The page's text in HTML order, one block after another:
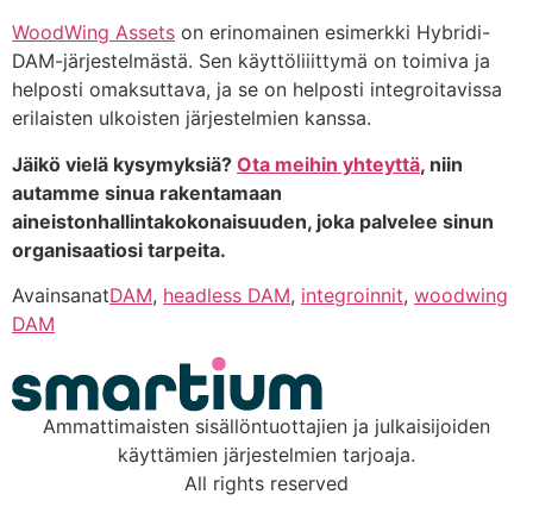
WoodWing Assets on erinomainen esimerkki Hybridi-
DAM-järjestelmästä. Sen käyttöliiittymä on toimiva ja
helposti omaksuttava, ja se on helposti integroitavissa
erilaisten ulkoisten järjestelmien kanssa.
Jäikö vielä kysymyksiä? Ota meihin yhteyttä, niin
autamme sinua rakentamaan
aineistonhallintakokonaisuuden, joka palvelee sinun
organisaatiosi tarpeita.
AvainsanatDAM, headless DAM, integroinnit, woodwing
DAM
Ammattimaisten sisällöntuottajien ja julkaisijoiden
käyttämien järjestelmien tarjoaja.
All rights reserved